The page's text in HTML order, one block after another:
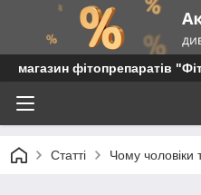
магазин фітопрепаратів
Статті Чому чоловіки